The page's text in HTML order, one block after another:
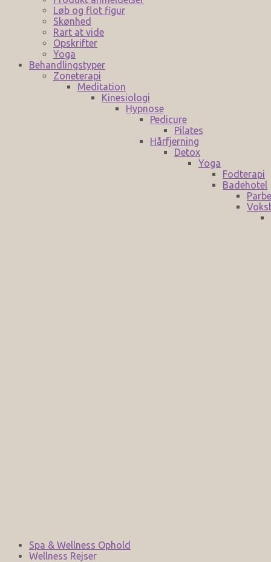
Løb og flot figur
Skønhed
Rart at vide
Opskrifter
Yoga
Behandlingstyper
Zoneterapi
Meditation
Kinesiologi
Hypnose
Pedicure
Pilates
Hårfjerning
Detox
Yoga
Fodterapi
Badehotel
Spa & Wellness Ophold
Wellness Rejser